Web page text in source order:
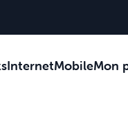
InternetMobileMon